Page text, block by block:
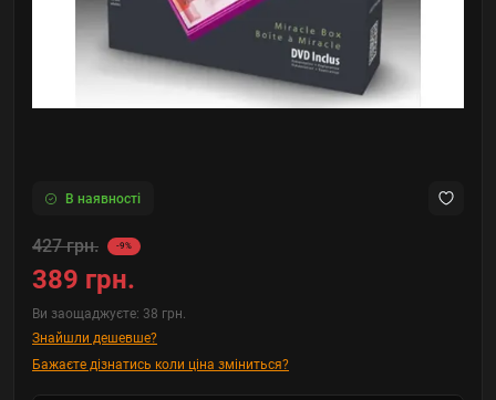
В наявності
427 грн. -9%
389 грн.
Ви заощаджуєте: 38 грн.
Знайшли дешевше?
Бажаєте дізнатись коли ціна зміниться?